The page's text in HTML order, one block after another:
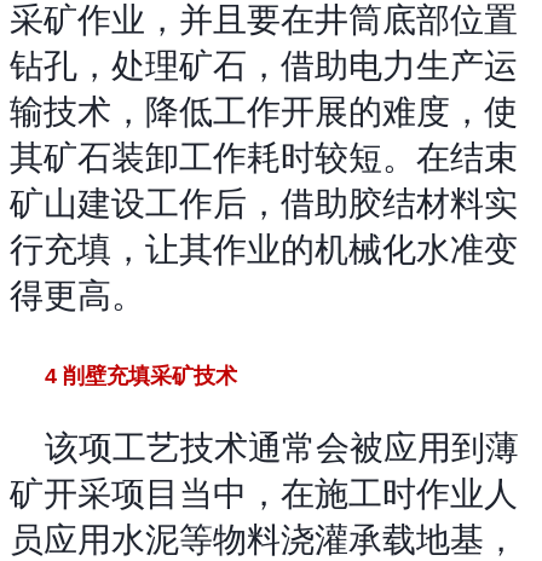
采矿作业，并且要在井筒底部位置
钻孔，处理矿石，借助电力生产运
输技术，降低工作开展的难度，使
其矿石装卸工作耗时较短。在结束
矿山建设工作后，借助胶结材料实
行充填，让其作业的机械化水准变
得更高。
4 削壁充填采矿技术
该项工艺技术通常会被应用到薄
矿开采项目当中，在施工时作业人
员应用水泥等物料浇灌承载地基，